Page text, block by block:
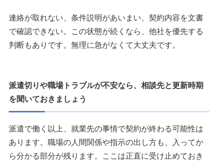
連絡が取れない、条件説明があいまい、契約内容を文書
で確認できない。この状態が続くなら、他社を優先する
判断もありです。無理に急がなくて大丈夫です。
派遣切りや職場トラブルが不安なら、相談先と更新時期
を聞いておきましょう
派遣で働く以上、就業先の事情で契約が終わる可能性は
あります。職場の人間関係や指示の出し方も、入ってか
ら分かる部分が残ります。ここは正直に受け止めておき